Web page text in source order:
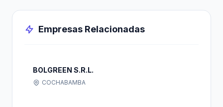
Empresas Relacionadas
BOLGREEN S.R.L.
COCHABAMBA